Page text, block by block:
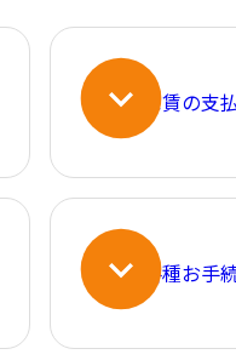
家賃の支
各種お手